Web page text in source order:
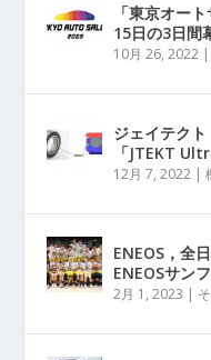
「東京オー
15日の3日間
10月 26, 2022 |
ジェイテク
「JTEKT
12月 7, 2022 |
ENEOS，全
ENEOSサン
2月 1, 2023 |